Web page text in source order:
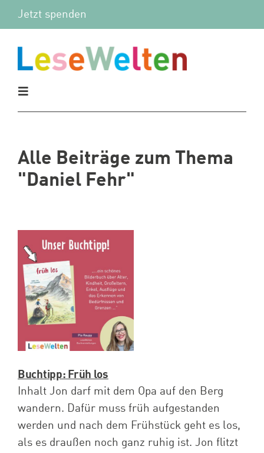
Zum
Jetzt spenden
Toggle
Vor Ort
Wir
Spenden
Projekte
Alle Beiträge zum Thema
"Daniel Fehr"
Buchtipp: Früh los
Inhalt Jon darf mit dem Opa auf den Berg
wandern. Dafür muss früh aufgestanden
werden und nach dem Frühstück geht es los,
als es draußen noch ganz ruhig ist. Jon flitzt